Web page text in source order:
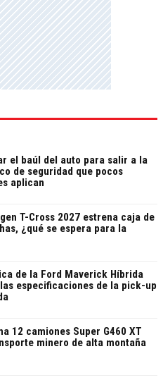
el baúl del auto para salir a la
de seguridad que pocos
aplican
T-Cross 2027 estrena caja de
¿qué se espera para la
de la Ford Maverick Híbrida
especificaciones de la pick-up
12 camiones Super G460 XT
minero de alta montaña